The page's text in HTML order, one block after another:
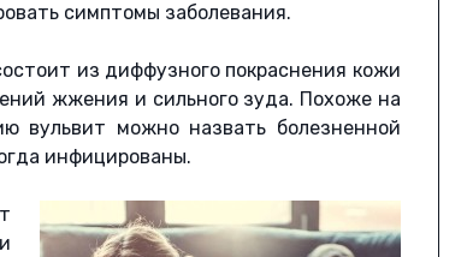
симптомы заболевания.
из диффузного покраснения кожи
жжения и сильного зуда. Похоже на
вульвит можно назвать болезненной
инфицированы.